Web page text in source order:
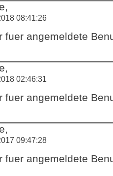
08:41:26
fuer angemeldete
02:46:31
fuer angemeldete
09:47:28
fuer angemeldete